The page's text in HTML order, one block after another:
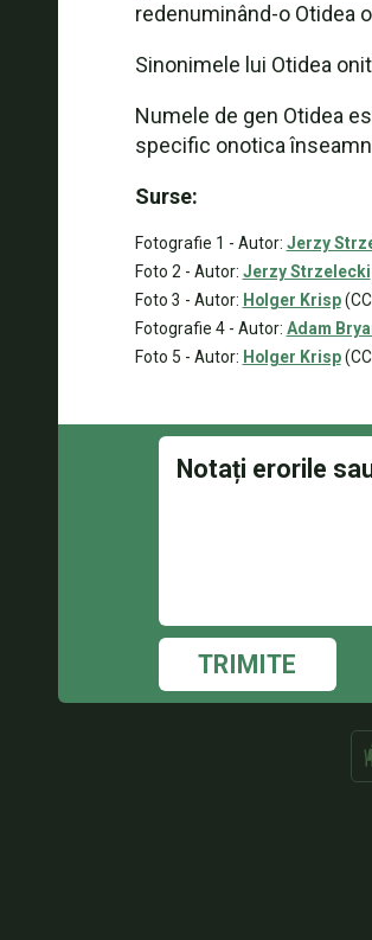
redenuminând-o Otidea
Sinonimele lui Otidea
Numele de gen Otidea
specific onotica
Surse:
Fotografie 1 - Autor: Jerzy
Foto 2 - Autor: Jerzy Strzelecki
Foto 3 - Autor: Holger Krisp
Fotografie 4 - Autor: Adam
Foto 5 - Autor: Holger Krisp
TRIMITE